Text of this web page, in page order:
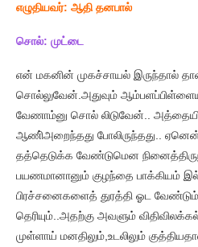
எழுதியவர்: ஆதி தனபால்
சொல்: முட்டை
என் மகனின் முகச்சாயல் இருந்தால்
சொல்லுவேன்.அதுவும்
வேணாம்னு சொல் லிடுவேன்..
ஆணி்அறைந்தது போலிருந்தது..
தத்தெடுக்க வேண்டுமென
பயணமானானும் குழந்தை பாக்கியம்
பிரச்சனைகளைத் துரத்தி ஓட வேண்டும்
தெரியும்..அதற்கு அவளும்
முள்ளாய் மனதிலும்,உடலிலும்